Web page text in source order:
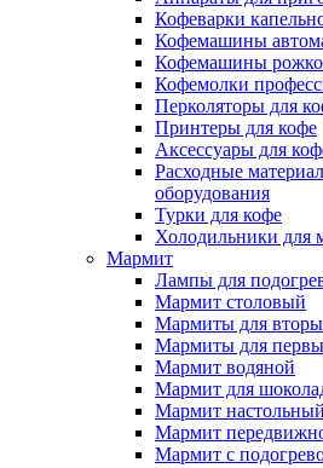
Кофеварки
Кофемашины
Кофемашины
Кофемолки
Перколяторы для
Принтеры для кофе
Аксессуары для
Расходные
оборудования
Турки для кофе
Холодильники для
Мармит
Лампы для
Мармит столовый
Мармиты для
Мармиты для
Мармит водяной
Мармит для
Мармит настольный
Мармит
Мармит с